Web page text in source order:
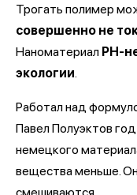
Трогать полимер
совершенно не
Наноматериал РН-
экологии
Работал над
Павел Полуэктов
немецкого
вещества меньше.
смешиваются.